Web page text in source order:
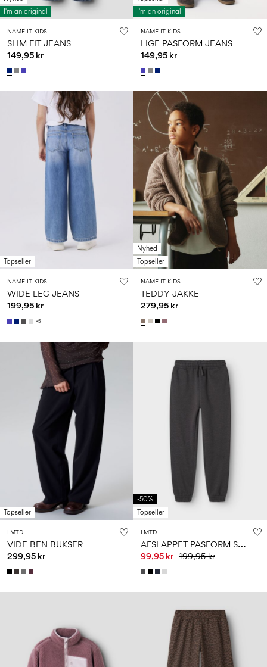
I'm an original
NAME IT KIDS
SLIM FIT JEANS
149,95 kr
I'm an original
NAME IT KIDS
LIGE PASFORM JEANS
149,95 kr
Topseller
NAME IT KIDS
WIDE LEG JEANS
199,95 kr
+5
Nyhed
Topseller
NAME IT KIDS
TEDDY JAKKE
279,95 kr
Topseller
LMTD
VIDE BEN BUKSER
299,95 kr
-50%
Topseller
LMTD
A
FSLAPPET PASFORM SWEATBUKSER
99,95 kr 199,95 kr